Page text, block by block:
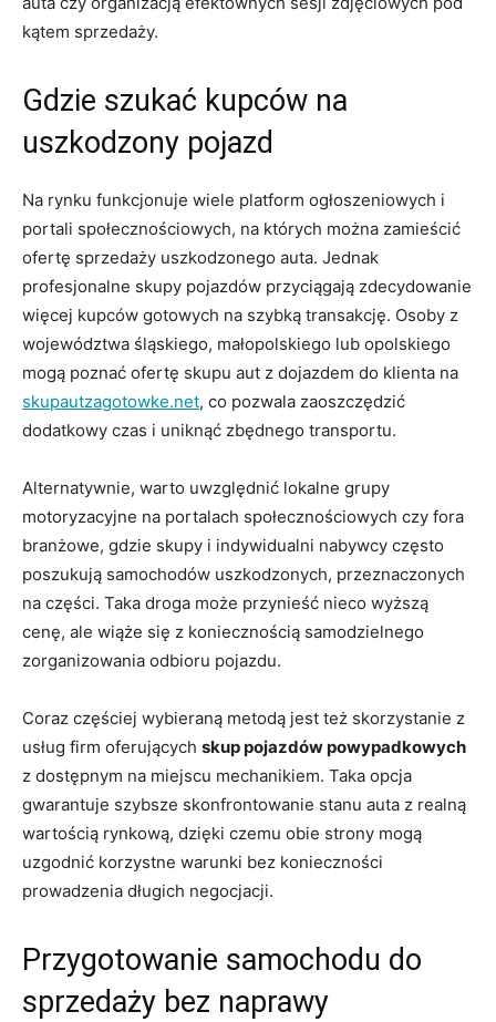
kątem sprzedaży.
Gdzie szukać kupców na
uszkodzony pojazd
Na rynku funkcjonuje wiele platform ogłoszeniowych i
portali społecznościowych, na których można zamieścić
ofertę sprzedaży uszkodzonego auta. Jednak
profesjonalne skupy pojazdów przyciągają zdecydowanie
więcej kupców gotowych na szybką transakcję. Osoby z
województwa śląskiego, małopolskiego lub opolskiego
mogą poznać ofertę skupu aut z dojazdem do klienta na
skupautzagotowke.net, co pozwala zaoszczędzić
dodatkowy czas i uniknąć zbędnego transportu.
Alternatywnie, warto uwzględnić lokalne grupy
motoryzacyjne na portalach społecznościowych czy fora
branżowe, gdzie skupy i indywidualni nabywcy często
poszukują samochodów uszkodzonych, przeznaczonych
na części. Taka droga może przynieść nieco wyższą
cenę, ale wiąże się z koniecznością samodzielnego
zorganizowania odbioru pojazdu.
Coraz częściej wybieraną metodą jest też skorzystanie z
usług firm oferujących skup pojazdów powypadkowych
z dostępnym na miejscu mechanikiem. Taka opcja
gwarantuje szybsze skonfrontowanie stanu auta z realną
wartością rynkową, dzięki czemu obie strony mogą
uzgodnić korzystne warunki bez konieczności
prowadzenia długich negocjacji.
Przygotowanie samochodu do
sprzedaży bez naprawy